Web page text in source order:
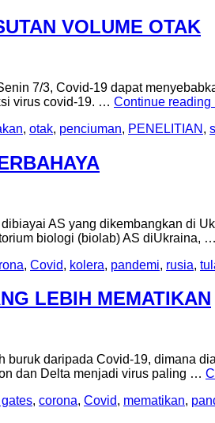
VOLUME OTAK
7/3, Covid-19 dapat
virus covid-19. … Continue reading
, otak, penciuman, PENELITIAN ,
AS yang dikembangkan di
biologi (biolab) AS diUkraina,
, Covid, kolera, pandemi, rusia,
LEBIH MEMATIKAN
daripada Covid-19, dimana
dan Delta menjadi virus paling …
, corona, Covid, mematikan,